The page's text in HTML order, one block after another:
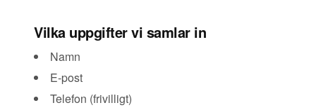
Vilka uppgifter vi samlar in
Namn
E-post
Telefon (frivilligt)